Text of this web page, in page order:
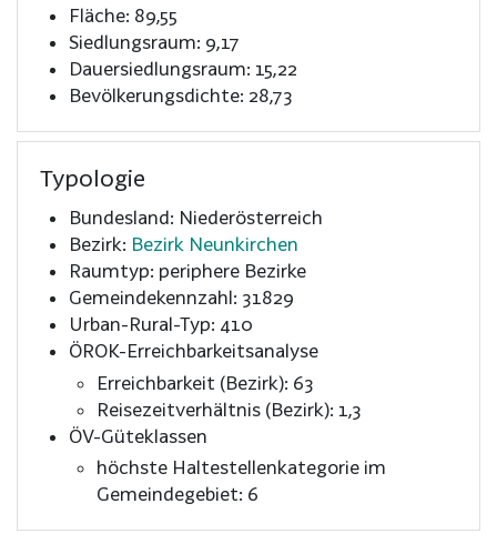
Fläche: 89,55
Siedlungsraum: 9,17
Dauersiedlungsraum: 15,22
Bevölkerungsdichte: 28,73
Typologie
Bundesland: Niederösterreich
Bezirk: Bezirk Neunkirchen
Raumtyp: periphere Bezirke
Gemeindekennzahl: 31829
Urban-Rural-Typ: 410
ÖROK-Erreichbarkeitsanalyse
Erreichbarkeit (Bezirk): 63
Reisezeitverhältnis (Bezirk): 1,3
ÖV-Güteklassen
höchste Haltestellenkategorie im
Gemeindegebiet: 6